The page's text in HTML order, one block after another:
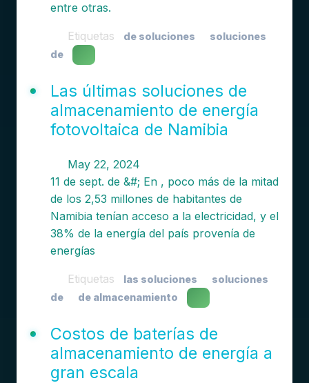
entre otras.
Etiquetas de soluciones
soluciones
de
Las últimas soluciones de
almacenamiento de energía
fotovoltaica de Namibia
May 22, 2024
11 de sept. de &#; En , poco más de la mitad
de los 2,53 millones de habitantes de
Namibia tenían acceso a la electricidad, y el
38% de la energía del país provenía de
energías
Etiquetas las soluciones
soluciones
de
de almacenamiento
Costos de baterías de
almacenamiento de energía a
gran escala